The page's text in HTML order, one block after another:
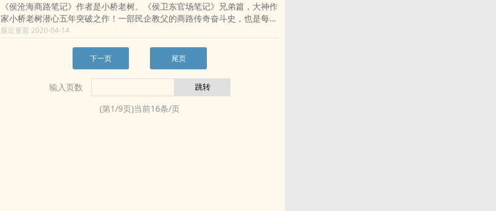
《侯沧海商路笔记》作者是小桥老树。《侯卫东官场笔记》兄弟篇，大神作
家小桥老树潜心五年突破之作！一部民企教父的商路传奇奋斗史，也是每一
个人的命运打拼史。翻开本书，在中国跌宕起伏的时代变迁20年中，见识一
个民企教父的热血发家史。山南省首富侯沧海传奇创业故事。主人公侯沧海
出身于国营企业工人家庭，1999年大学毕业后分配到政府工作。从政府辞
职后投身商海，每一次挫折都成为他前进的动力。经过十年创业，最终成为
山南省首富，并在茫茫人海中找到了心心相印的真心爱人。
最近更新 2020-04-14
下一页 尾页
输入页数
(第1/9页)当前16条/页